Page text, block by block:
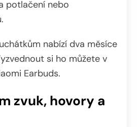
potlačení nebo
nabízí dva měsíce
si ho můžete v
Earbuds.
zvuk, hovory a